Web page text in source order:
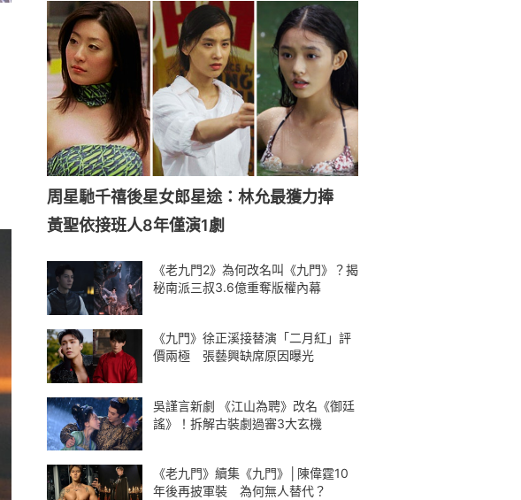
周星馳千禧後星女郎星途：林允最獲力捧
黃聖依接班人8年僅演1劇
《老九門2》為何改名叫《九門》？揭
秘南派三叔3.6億重奪版權內幕
《九門》徐正溪接替演「二月紅」評
價兩極 張藝興缺席原因曝光
吳謹言新劇 《江山為聘》改名《御廷
謠》！拆解古裝劇過審3大玄機
《老九門》續集《九門》│陳偉霆10
年後再披軍裝 為何無人替代？